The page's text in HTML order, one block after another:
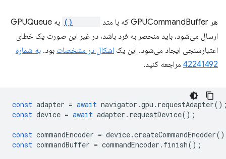
هر GPUCommandBuffer که با متد
به GPUQueue
ارسال می‌شود، باید منحصر به فرد باشد، در غیر این صورت یک خطای
اعتبارسنجی ایجاد می‌شود. این یک اشکال در مشخصات بود. به شماره
42241492 مراجعه کنید.
const adapter = await navigator .gpu . requestAdapter
const device = await adapter . requestDevice();
const commandEncoder = device.createCommandEncoder
const commandBuffer = commandEncoder . finish();